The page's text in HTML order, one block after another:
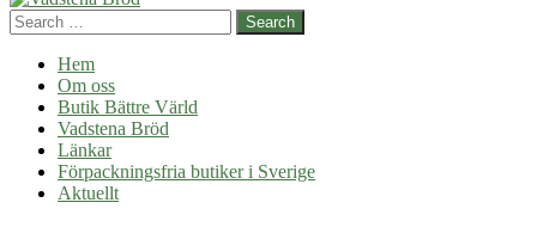
Search
Hem
Om oss
Butik Bättre Värld
Vadstena Bröd
Länkar
Förpackningsfria butiker i Sverige
Aktuellt